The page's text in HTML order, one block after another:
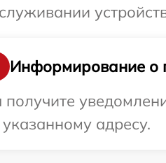
Информирование о
адресу.